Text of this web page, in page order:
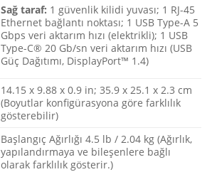
Sağ taraf: 1 güvenlik kilidi yuvası; 1 RJ-45
Ethernet bağlantı noktası; 1 USB Type-A 5
Gbps veri aktarım hızı (elektrikli); 1 USB
Type-C® 20 Gb/sn veri aktarım hızı (USB
Güç Dağıtımı, DisplayPort™ 1.4)
14.15 x 9.88 x 0.9 in; 35.9 x 25.1 x 2.3 cm
(Boyutlar konfigürasyona göre farklılık
gösterebilir)
Başlangıç Ağırlığı 4.5 lb / 2.04 kg (Ağırlık,
yapılandırmaya ve bileşenlere bağlı
olarak farklılık gösterir.)